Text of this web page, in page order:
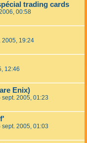
trading cards
00:58
2005, 19:24
12:46
Enix)
sept. 2005, 01:23
sept. 2005, 01:03